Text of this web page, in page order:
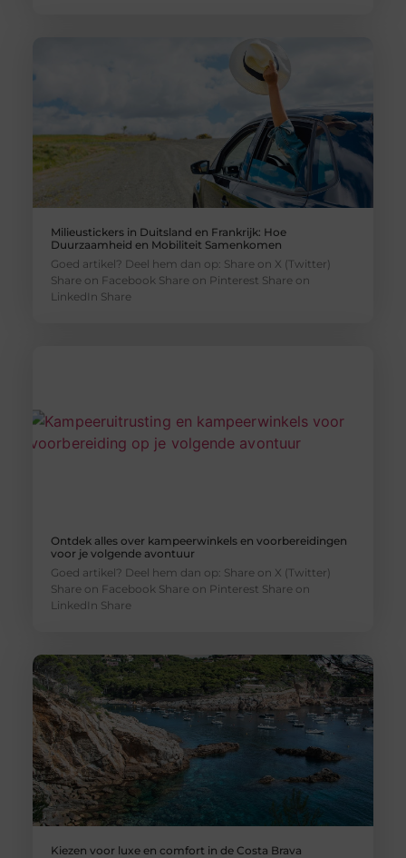
Milieustickers in Duitsland en Frankrijk: Hoe
Duurzaamheid en Mobiliteit Samenkomen
Goed artikel? Deel hem dan op: Share on X (Twitter)
Share on Facebook Share on Pinterest Share on
LinkedIn Share
Ontdek alles over kampeerwinkels en voorbereidingen
voor je volgende avontuur
Goed artikel? Deel hem dan op: Share on X (Twitter)
Share on Facebook Share on Pinterest Share on
LinkedIn Share
Kiezen voor luxe en comfort in de Costa Brava